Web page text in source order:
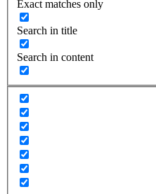
Exact matches only
Search in title
Search in content